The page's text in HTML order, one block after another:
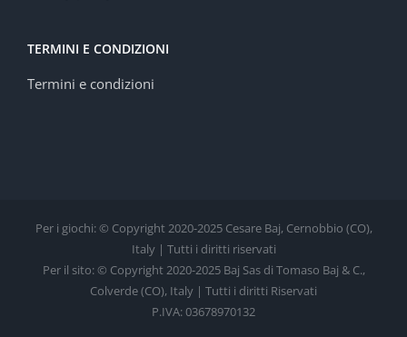
TERMINI E CONDIZIONI
Termini e condizioni
Per i giochi: © Copyright 2020-2025 Cesare Baj, Cernobbio (CO),
Italy | Tutti i diritti riservati
Per il sito: © Copyright 2020-2025 Baj Sas di Tomaso Baj & C.,
Colverde (CO), Italy | Tutti i diritti Riservati
P.IVA: 03678970132